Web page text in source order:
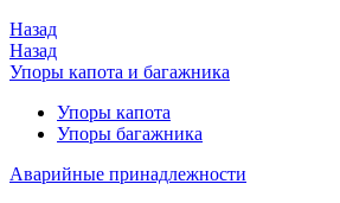
Назад
Назад
Упоры капота и багажника
Упоры капота
Упоры багажника
Аварийные принадлежности